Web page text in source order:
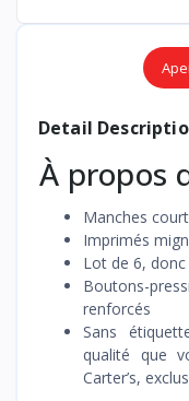
Detail
À propos
Manches
Imprimés
Lot de 6,
Boutons-
renforcés
Sans
qualité que
Carter’s,